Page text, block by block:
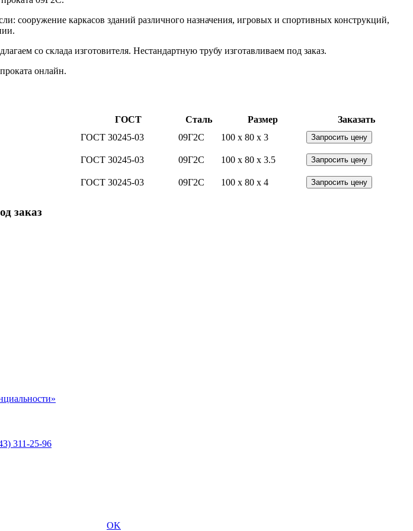
сооружение каркасов зданий различного назначения, игровых и спортивных конструкций,
со склада изготовителя. Нестандартную трубу изготавливаем под заказ.
онлайн.
ГОСТ Сталь Размер
Заказать
ГОСТ 30245-03 09Г2С 100 x 80 x 3 Запросить цену
ГОСТ 30245-03 09Г2С 100 x 80 x 3.5 Запросить цену
ГОСТ 30245-03 09Г2С 100 x 80 x 4 Запросить цену
заказ
311-25-96
OK